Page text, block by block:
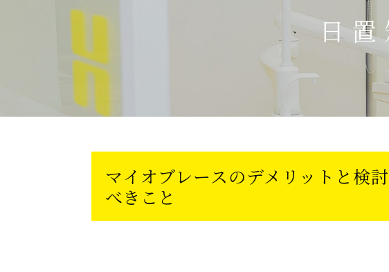
日
マイオブレースのデメリットと検
べきこと